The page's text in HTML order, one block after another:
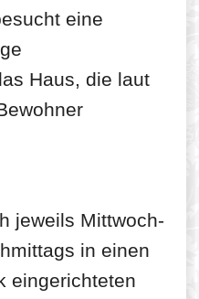
eine
Haus, die laut
jeweils Mittwoch-
in einen
eingerichteten